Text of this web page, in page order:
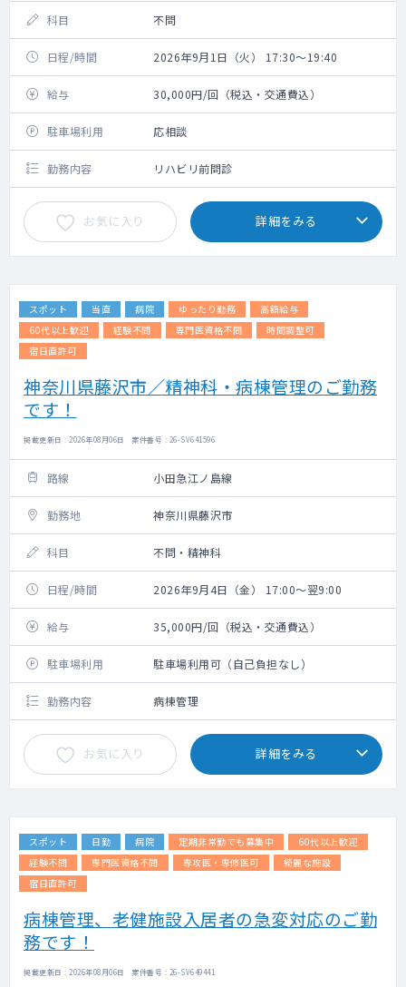
科目 不問
日程/時間 2026年9月1日（火） 17:30～19:40
給与 30,000円/回（税込・交通費込）
駐車場利用 応相談
勤務内容 リハビリ前問診
お気に入り 詳細をみる
スポット 当直 病院 ゆったり勤務
高額給与
60代以上歓迎
経験不問 専門医資格不問
時間調整可
宿日直許可
神奈川県藤沢市／精神科・病棟管理のご勤務
です！
掲載更新日 : 2026年08月06日 案件番号 : 26-SV641596
路線 小田急江ノ島線
勤務地 神奈川県藤沢市
科目 不問・精神科
日程/時間 2026年9月4日（金） 17:00～翌9:00
給与 35,000円/回（税込・交通費込）
駐車場利用 駐車場利用可（自己負担なし）
勤務内容 病棟管理
お気に入り 詳細をみる
スポット 日勤 病院 定期非常勤でも募集中
60代以上歓迎
経験不問
専門医資格不問 専攻医・専修医可
綺麗な施設
宿日直許可
病棟管理、老健施設入居者の急変対応のご勤
務です！
掲載更新日 : 2026年08月06日 案件番号 : 26-SV649441